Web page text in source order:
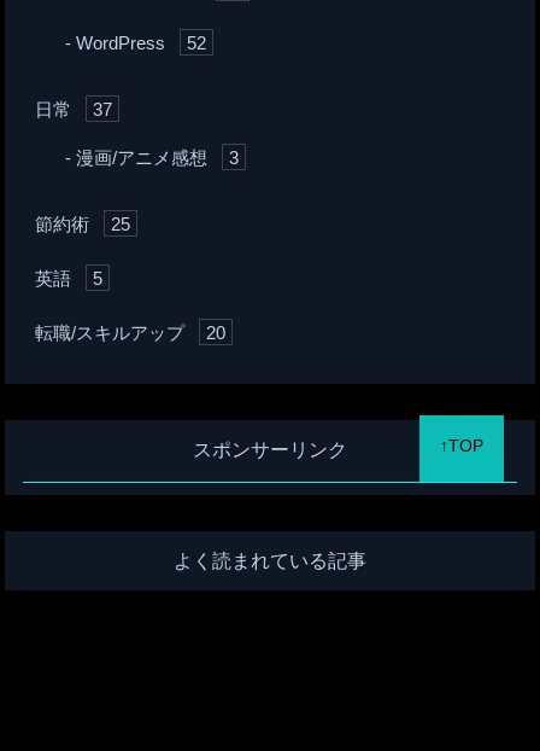
WordPress 52
日常 37
漫画/アニメ感想 3
節約術 25
英語 5
転職/スキルアップ 20
スポンサーリンク
よく読まれている記事
↑TOP